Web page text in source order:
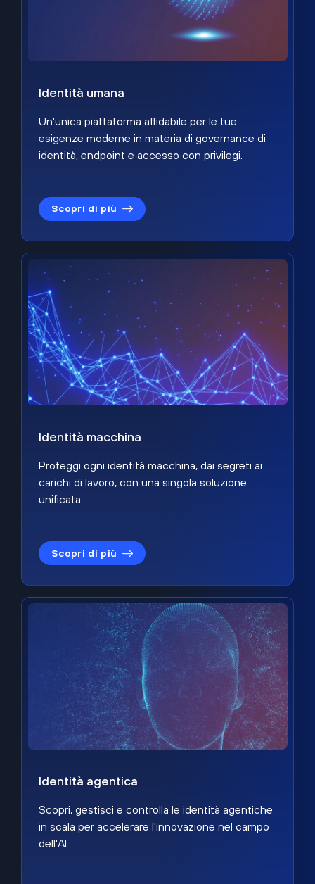
Identità umana
Un'unica piattaforma affidabile per le tue
esigenze moderne in materia di governance di
identità, endpoint e accesso con privilegi.
Scopri di più
Identità macchina
Proteggi ogni identità macchina, dai segreti ai
carichi di lavoro, con una singola soluzione
unificata.
Scopri di più
Identità agentica
Scopri, gestisci e controlla le identità agentiche
in scala per accelerare l'innovazione nel campo
dell'AI.